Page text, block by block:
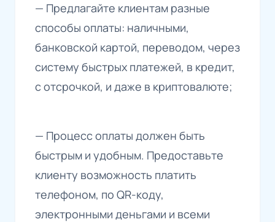
— Предлагайте клиентам разные
способы оплаты: наличными,
банковской картой, переводом, через
систему быстрых платежей, в кредит,
с отсрочкой, и даже в криптовалюте;
— Процесс оплаты должен быть
быстрым и удобным. Предоставьте
клиенту возможность платить
телефоном, по QR-коду,
электронными деньгами и всеми